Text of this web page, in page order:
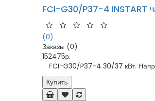
FCI-G30/P37-4 INSTART
(0)
Заказы (0)
152475р.
FCI-G30/P37-4 30/37 кВт.
Купить